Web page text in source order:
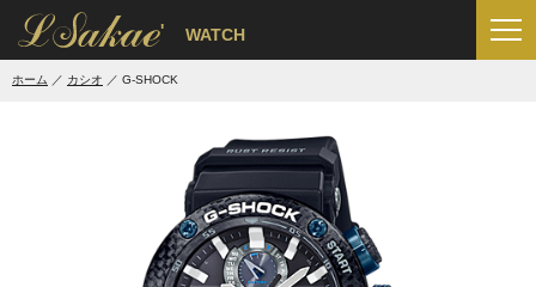
' WATCH
ホーム カシオ G-SHOCK